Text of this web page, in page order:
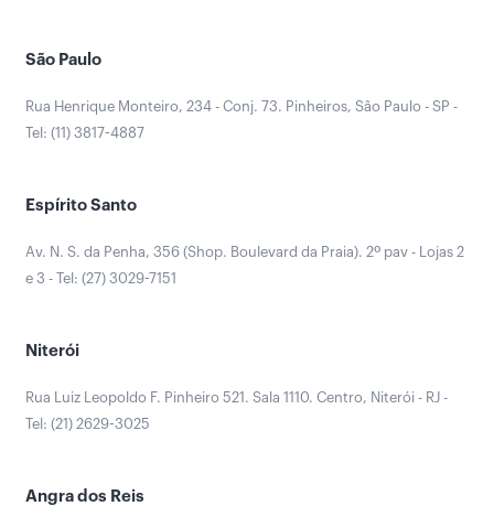
São Paulo
Rua Henrique Monteiro, 234 - Conj. 73. Pinheiros, São Paulo - SP -
Tel: (11) 3817-4887
Espírito Santo
Av. N. S. da Penha, 356 (Shop. Boulevard da Praia). 2º pav - Lojas 2
e 3 - Tel: (27) 3029-7151
Niterói
Rua Luiz Leopoldo F. Pinheiro 521. Sala 1110. Centro, Niterói - RJ -
Tel: (21) 2629-3025
Angra dos Reis